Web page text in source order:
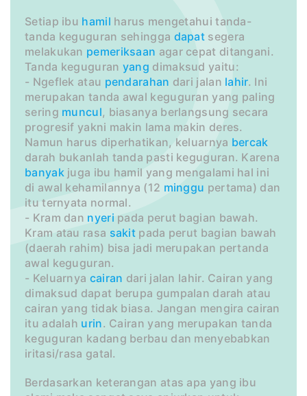
Setiap ibu hamil harus mengetahui tanda-
tanda keguguran sehingga dapat segera
melakukan pemeriksaan agar cepat ditangani.
Tanda keguguran yang dimaksud yaitu:
- Ngeflek atau pendarahan dari jalan lahir. Ini
merupakan tanda awal keguguran yang paling
sering muncul, biasanya berlangsung secara
progresif yakni makin lama makin deres.
Namun harus diperhatikan, keluarnya bercak
darah bukanlah tanda pasti keguguran. Karena
banyak juga ibu hamil yang mengalami hal ini
di awal kehamilannya (12 minggu pertama) dan
itu ternyata normal.
- Kram dan nyeri pada perut bagian bawah.
Kram atau rasa sakit pada perut bagian bawah
(daerah rahim) bisa jadi merupakan pertanda
awal keguguran.
- Keluarnya cairan dari jalan lahir. Cairan yang
dimaksud dapat berupa gumpalan darah atau
cairan yang tidak biasa. Jangan mengira cairan
itu adalah urin. Cairan yang merupakan tanda
keguguran kadang berbau dan menyebabkan
iritasi/rasa gatal.
Berdasarkan keterangan atas apa yang ibu